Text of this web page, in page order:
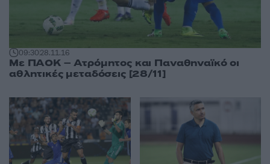
09:3028.11.16
Με ΠΑΟΚ – Ατρόμητος και Παναθηναϊκό οι
αθλητικές μεταδόσεις [28/11]